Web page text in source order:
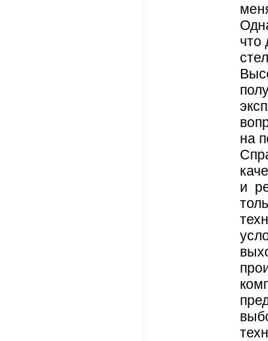
что
на
и